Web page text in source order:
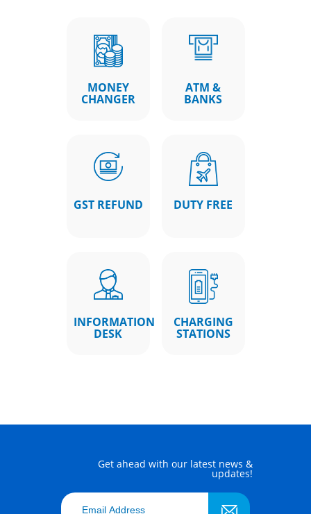
MONEY
CHANGER
ATM &
BANKS
GST REFUND DUTY FREE
INFORMATION
DESK
CHARGING
STATIONS
Get ahead with our latest news &
updates!